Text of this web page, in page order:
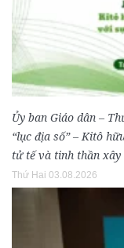
Ủy ban Giáo dân –
“lục địa số” – Kitô
tử tế và tinh thần xây
Thứ Hai 03.08.2026